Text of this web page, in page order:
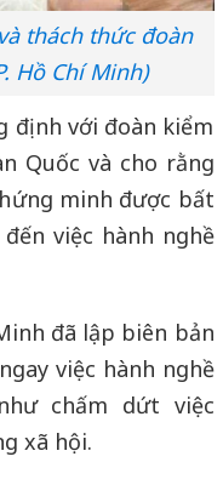
thách thức đoàn
Hồ Chí Minh)
định với đoàn kiểm
Quốc và cho rằng
minh được bất
việc hành nghề
đã lập biên bản
việc hành nghề
chấm dứt việc
xã hội.